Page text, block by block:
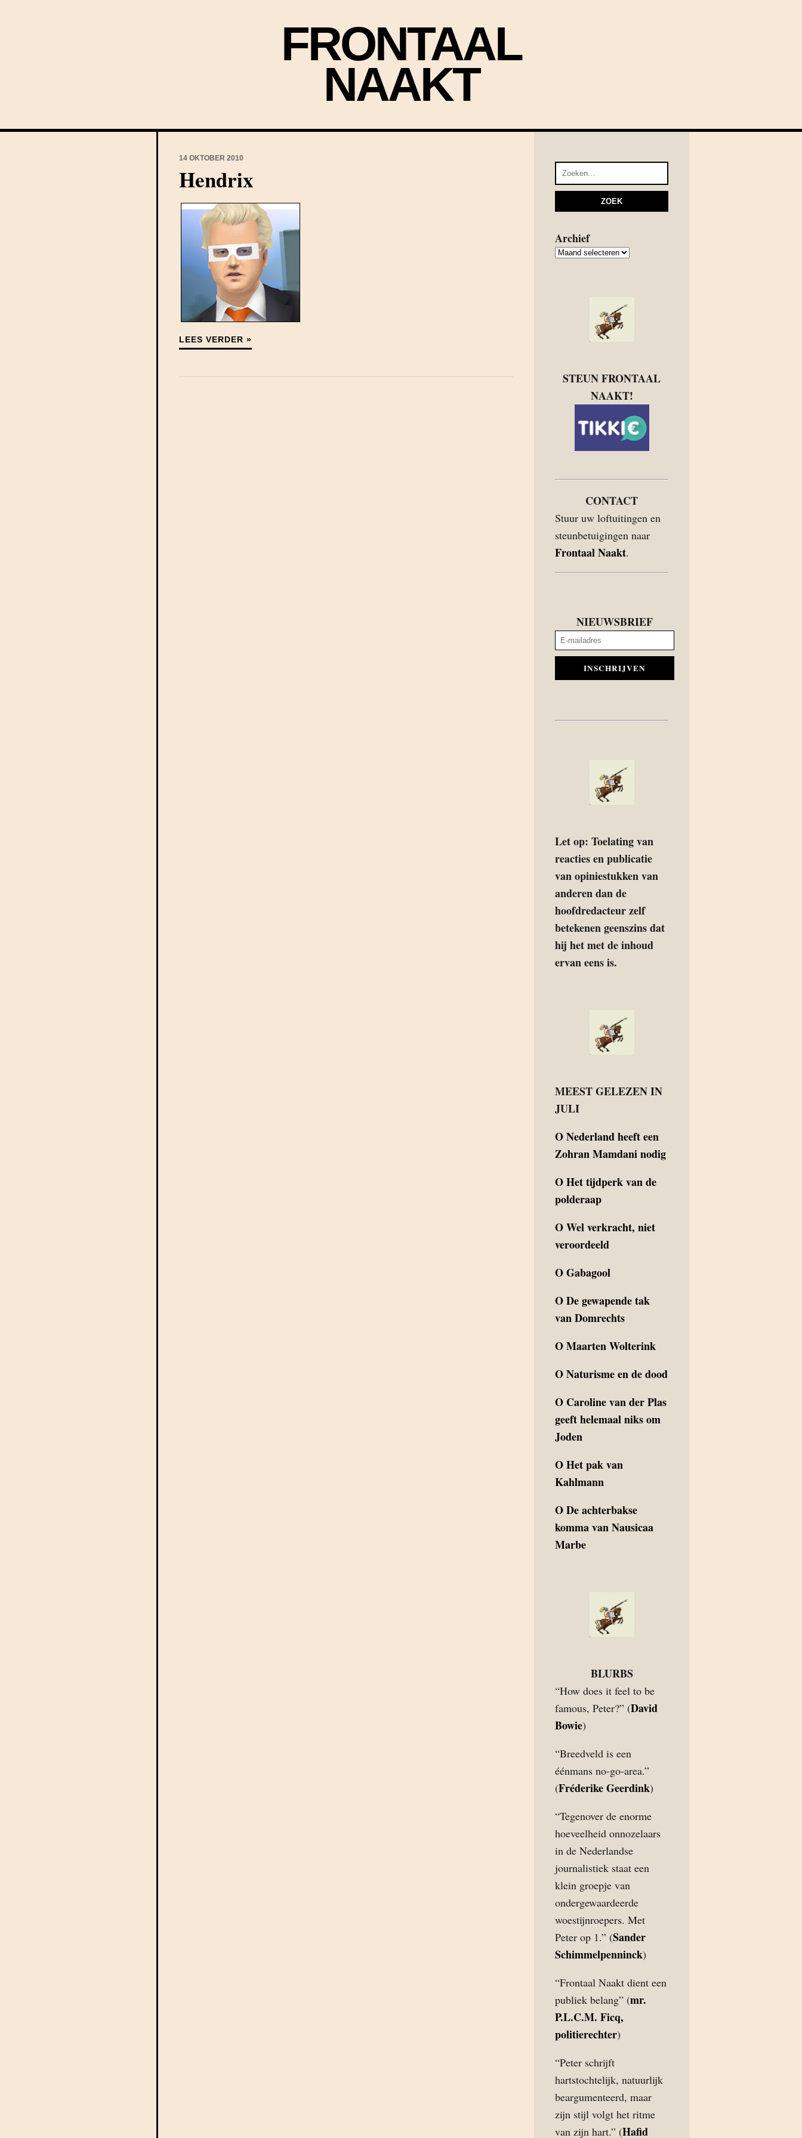
FRONTAAL
NAAKT
14 OKTOBER 2010
Hendrix
LEES VERDER »
Archief
Archief
STEUN FRONTAAL
NAAKT!
CONTACT
Stuur uw loftuitingen en
steunbetuigingen naar
Frontaal Naakt.
NIEUWSBRIEF
INSCHRIJVEN
Let op: Toelating van
reacties en publicatie
van opiniestukken van
anderen dan de
hoofdredacteur zelf
betekenen geenszins dat
hij het met de inhoud
ervan eens is.
MEEST GELEZEN IN
JULI
ONederland heeft een
Zohran Mamdani nodig
OHet tijdperk van de
polderaap
OWel verkracht, niet
veroordeeld
OGabagool
ODe gewapende tak
van Domrechts
OMaarten Wolterink
ONaturisme en de dood
O Caroline van der Plas
geeft helemaal niks om
Joden
OHet pak van
Kahlmann
ODe achterbakse
komma van Nausicaa
Marbe
BLURBS
“How does it feel to be
famous, Peter?” (David
Bowie)
“Breedveld is een
éénmans no-go-area.”
(Fréderike Geerdink)
“Tegenover de enorme
hoeveelheid onnozelaars
in de Nederlandse
journalistiek staat een
klein groepje van
ondergewaardeerde
woestijnroepers. Met
Peter op 1.” (Sander
Schimmelpenninck)
“Frontaal Naakt dient een
publiek belang” (mr.
P.L.C.M. Ficq,
politierechter)
“Peter schrijft
hartstochtelijk, natuurlijk
beargumenteerd, maar
zijn stijl volgt het ritme
van zijn hart.” (Hafid